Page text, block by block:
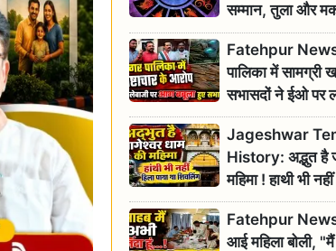
सम्मान, तुला और
रहें सतर्क
Fatehpur
पालिका में सामग्री
सभासदों ने ईओ पर
के गंभीर आरोप
Jageshwar
History: अद्भुत है
महिमा ! हाथी भी
शिवलिंग, जानिए
इतिहास
Fatehpur News:
आई महिला बोली,